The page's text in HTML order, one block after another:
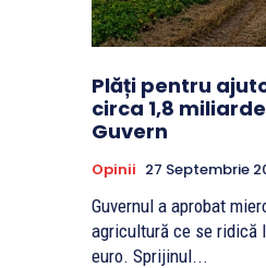
Plăți pentru
circa 1,8
Guvern
Opinii 27 Septembrie
Guvernul a aprobat
agricultură ce se ridică
euro. Sprijinul...